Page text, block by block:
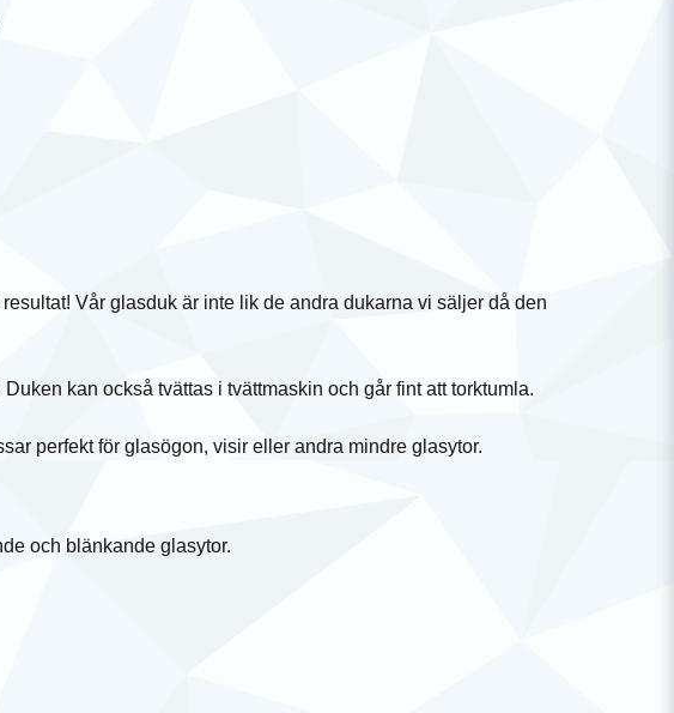
Vår glasduk är inte lik de andra dukarna vi säljer då den
kan också tvättas i tvättmaskin och går fint att torktumla.
perfekt för glasögon, visir eller andra mindre glasytor.
och blänkande glasytor.